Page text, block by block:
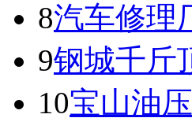
8汽车修理
9钢城千斤
10宝山油